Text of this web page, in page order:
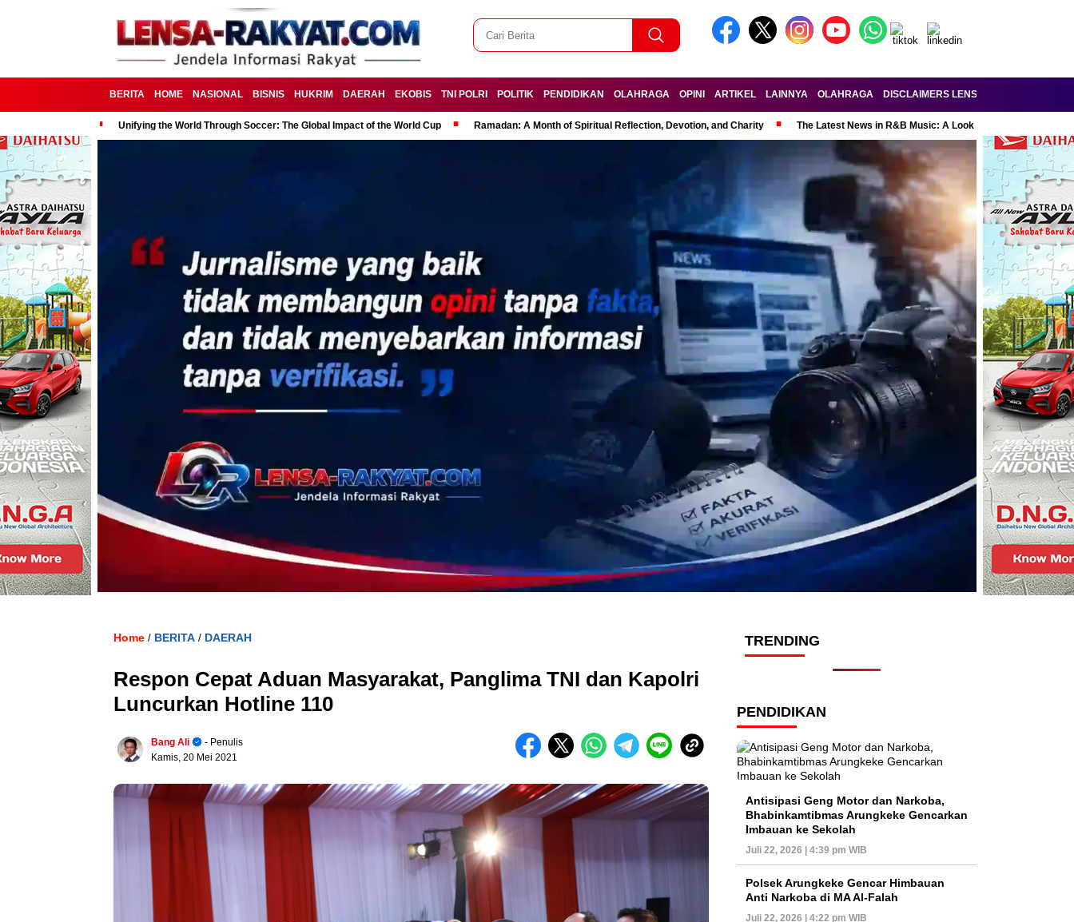
BERITA HOME NASIONAL BISNIS HUKRIM DAERAH EKOBIS TNI POLRI POLITIK PENDIDIKAN OLAHRAGA OPINI ARTIKEL LAINNYA OLAHRAGA DISCLAIMERS LENSA-RAKYAT.COM
Unifying the World Through Soccer: The Global Impact of the World Cup Ramadan: A Month of Spiritual Reflection, Devotion, and Charity The Latest News in R&B Music: A Look at Super Bowl
Home / BERITA / DAERAH
Respon Cepat Aduan Masyarakat, Panglima TNI dan Kapolri
Luncurkan Hotline 110
Bang Ali
- Penulis
Kamis, 20 Mei 2021
TRENDING
PENDIDIKAN
Antisipasi Geng Motor dan Narkoba,
Bhabinkamtibmas Arungkeke Gencarkan
Imbauan ke Sekolah
Juli 22, 2026 | 4:39 pm WIB
Polsek Arungkeke Gencar Himbauan
Anti Narkoba di MA Al-Falah
Juli 22, 2026 | 4:22 pm WIB